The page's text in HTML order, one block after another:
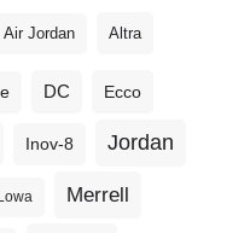
Air Jordan Altra
DC Ecco
Inov-8 Jordan
Lowa Merrell